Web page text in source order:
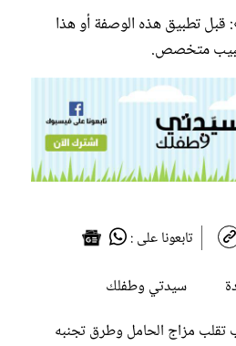
تطبيق هذه الوصفة أو هذا
طبيب متخصص.
تابعونا على :
سيدتي وطفلك
تقلب مزاج الحامل وطرق تجنبه